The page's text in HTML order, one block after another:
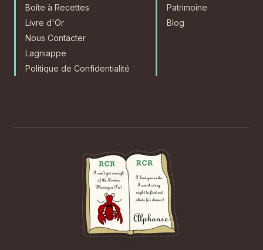
Boîte à Recettes
Livre d'Or
Nous Contacter
Lagniappe
Politique de Confidentialité
Patrimoine
Blog